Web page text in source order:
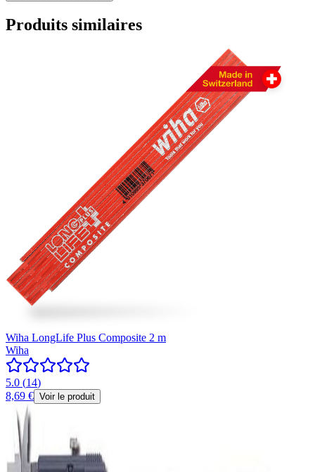
Produits similaires
Wiha LongLife Plus Composite 2 m
Wiha
5.0 (14)
8,69 € Voir le produit